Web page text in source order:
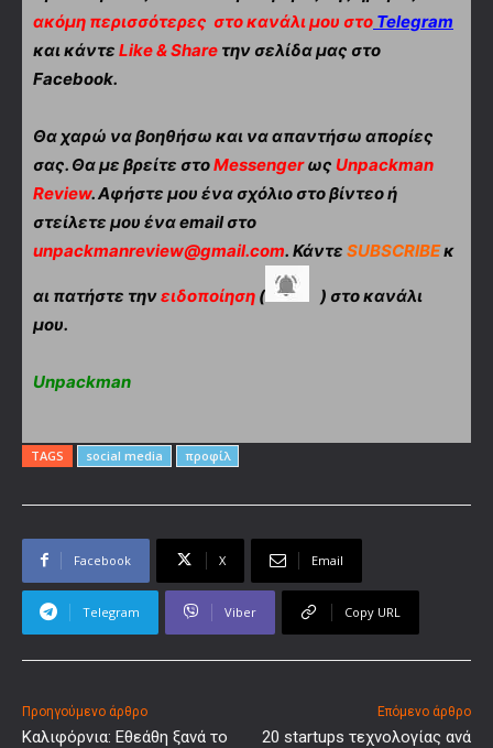
ακόμη περισσότερες στο κανάλι μου στο Telegram
και κάντε Like & Share την σελίδα μας στο
Facebook.
Θα χαρώ να βοηθήσω και να απαντήσω απορίες
σας. Θα με βρείτε στοMessengerως Unpackman
Review. Αφήστε μου ένα σχόλιο στο βίντεο ή
στείλετε μου ένα email στο
unpackmanreview@gmail.com. Κάντε SUBSCRIBEκ
αι πατήστε τηνειδοποίηση (
) στο κανάλι
μου.
Unpackman
TAGS social media προφίλ
Facebook X Email
Telegram Viber Copy URL
Προηγούμενο άρθρο
Καλιφόρνια: Εθεάθη ξανά το
Επόμενο άρθρο
20 startups τεχνολογίας ανά